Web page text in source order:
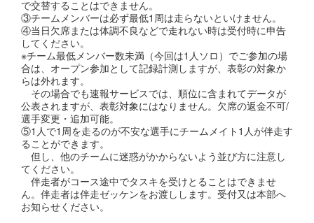
で交替することはできません。
③チームメンバーは必ず最低1周は走らないといけません。
④当日欠席または体調不良などで走れない時は受付時に申告
してください。
※チーム最低メンバー数未満（今回は1人ソロ）でご参加の場
合は、オープン参加として記録計測しますが、表彰の対象か
らは外れます。
その場合でも速報サービスでは、順位に含まれてデータが
公表されますが、表彰対象にはなりません。欠席の返金不可/
選手変更・追加可能。
⑤1人で1周を走るのが不安な選手にチームメイト1人が伴走す
ることができます。
但し、他のチームに迷惑がかからないよう並び方に注意し
てください。
伴走者がコース途中でタスキを受けとることはできませ
ん。伴走者は伴走ゼッケンをお渡しします。受付又は本部へ
お知らせください。